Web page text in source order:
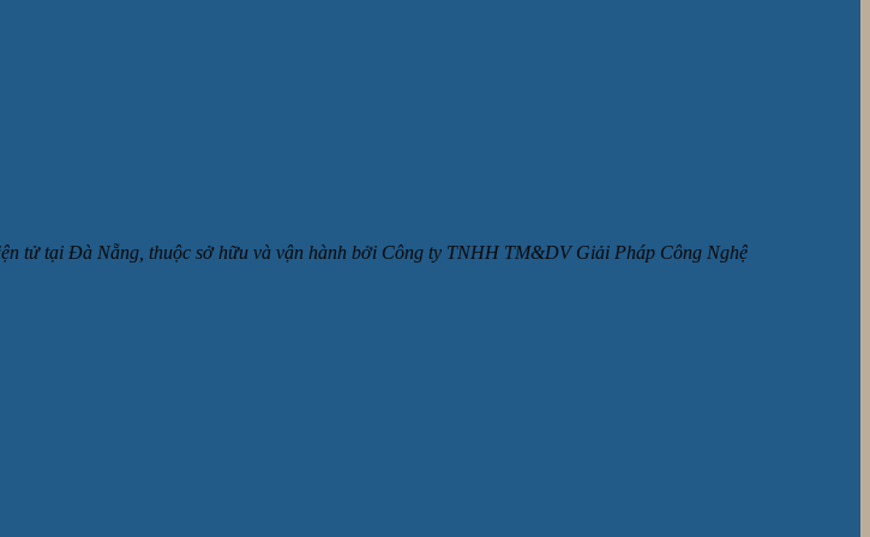
tử tại Đà Nẵng, thuộc sở hữu và vận hành bởi Công ty TNHH TM&DV Giải Pháp Công Nghệ